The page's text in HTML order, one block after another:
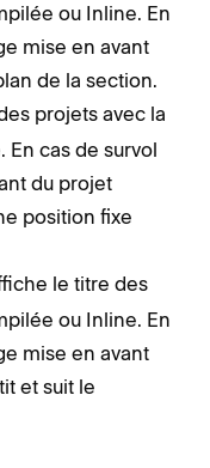
ou Inline. En
mise en avant
de la section.
projets avec la
cas de survol
du projet
position fixe
le titre des
ou Inline. En
mise en avant
et suit le